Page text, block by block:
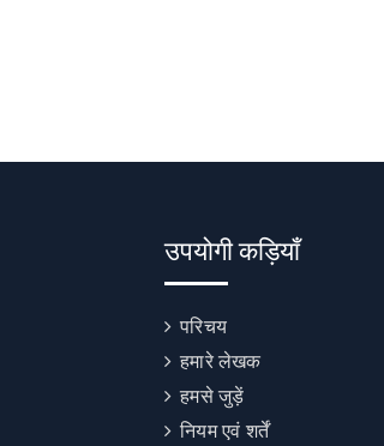
उपयोगी कड़ियाँ
परिचय
हमारे लेखक
हमसे जुड़ें
नियम एवं शर्तें